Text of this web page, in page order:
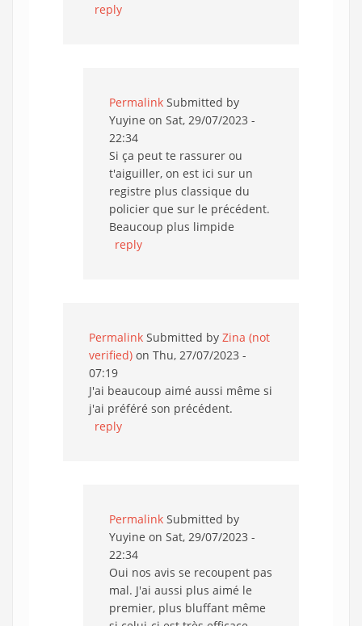
reply
Permalink Submitted by
Yuyine on Sat, 29/07/2023 -
22:34
Si ça peut te rassurer ou
t'aiguiller, on est ici sur un
registre plus classique du
policier que sur le précédent.
Beaucoup plus limpide
reply
Permalink Submitted by Zina (not
verified) on Thu, 27/07/2023 -
07:19
J'ai beaucoup aimé aussi même si
j'ai préféré son précédent.
reply
Permalink Submitted by
Yuyine on Sat, 29/07/2023 -
22:34
Oui nos avis se recoupent pas
mal. J'ai aussi plus aimé le
premier, plus bluffant même